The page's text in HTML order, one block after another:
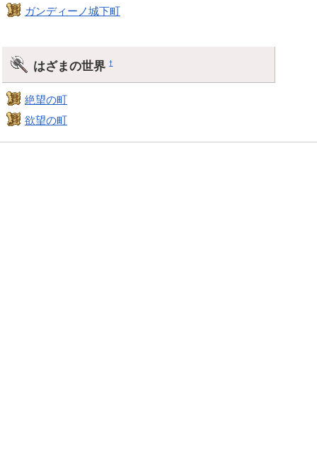
ガンディーノ城下町
はざまの世界†
絶望の町
欲望の町